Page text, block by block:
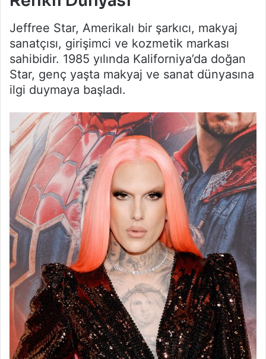
Jeffree Star, Amerikalı bir şarkıcı, makyaj
sanatçısı, girişimci ve kozmetik markası
sahibidir. 1985 yılında Kaliforniya’da doğan
Star, genç yaşta makyaj ve sanat dünyasına
ilgi duymaya başladı.